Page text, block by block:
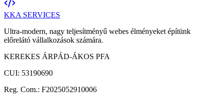
KKA SERVICES
Ultra-modern, nagy teljesítményű webes élményeket építünk
előrelátó vállalkozások számára.
KEREKES ÁRPÁD-ÁKOS PFA
CUI: 53190690
Reg. Com.: F2025052910006